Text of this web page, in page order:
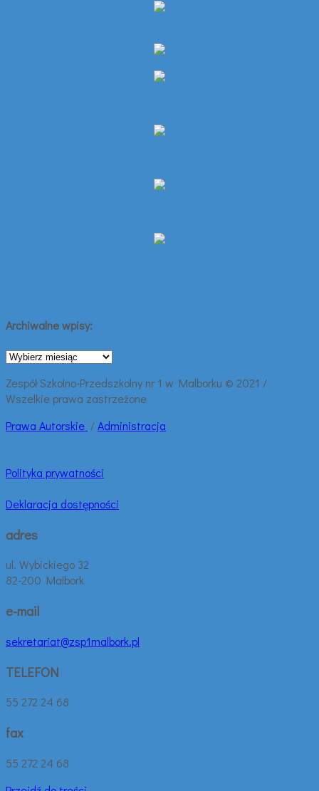
Archiwalne wpisy:
Archiwalne
Zespół Szkolno-Przedszkolny nr 1 w Malborku © 2021 /
Wszelkie prawa zastrzeżone
Prawa Autorskie /Administracja
Polityka prywatności
Deklaracja dostępności
adres
ul. Wybickiego 32
82-200 Malbork
e-mail
sekretariat@zsp1malbork.pl
TELEFON
55 272 24 68
fax
55 272 24 68